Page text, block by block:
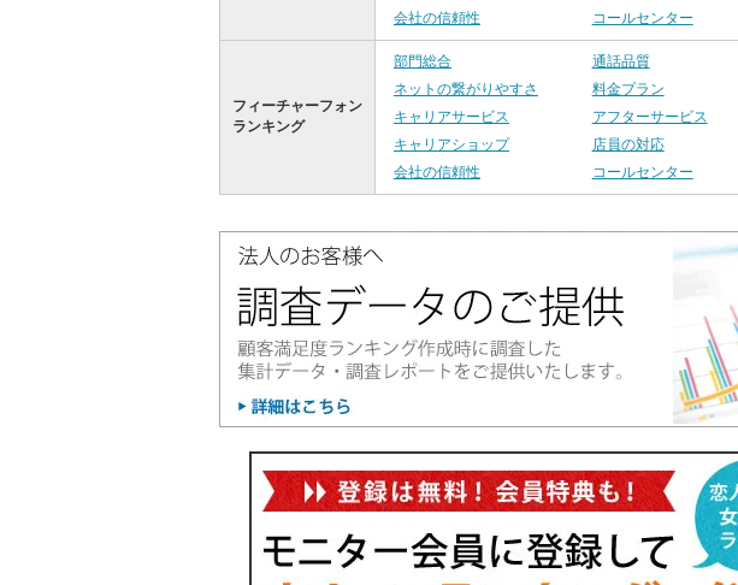
会社の信頼性
コールセンター
フィーチャーフォン
ランキング
部門総合 通話品質
ネットの繋がりやすさ
料金プラン
キャリアサービス
アフターサービス
キャリアショップ
店員の対応
会社の信頼性
コールセンター